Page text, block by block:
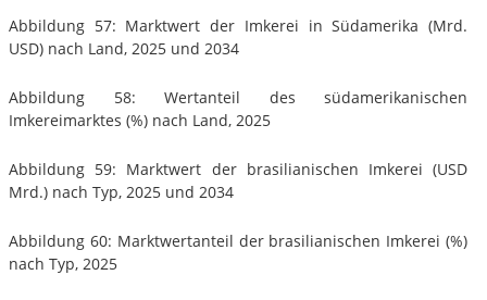
Abbildung 57: Marktwert der Imkerei in Südamerika (Mrd.
USD) nach Land, 2025 und 2034
Abbildung 58: Wertanteil des südamerikanischen
Imkereimarktes (%) nach Land, 2025
Abbildung 59: Marktwert der brasilianischen Imkerei (USD
Mrd.) nach Typ, 2025 und 2034
Abbildung 60: Marktwertanteil der brasilianischen Imkerei (%)
nach Typ, 2025